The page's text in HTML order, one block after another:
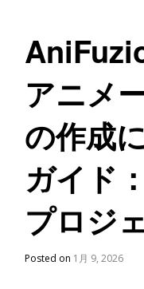
アニメ
の作成
ガイド
プロジ
Posted on 1月 9, 2026